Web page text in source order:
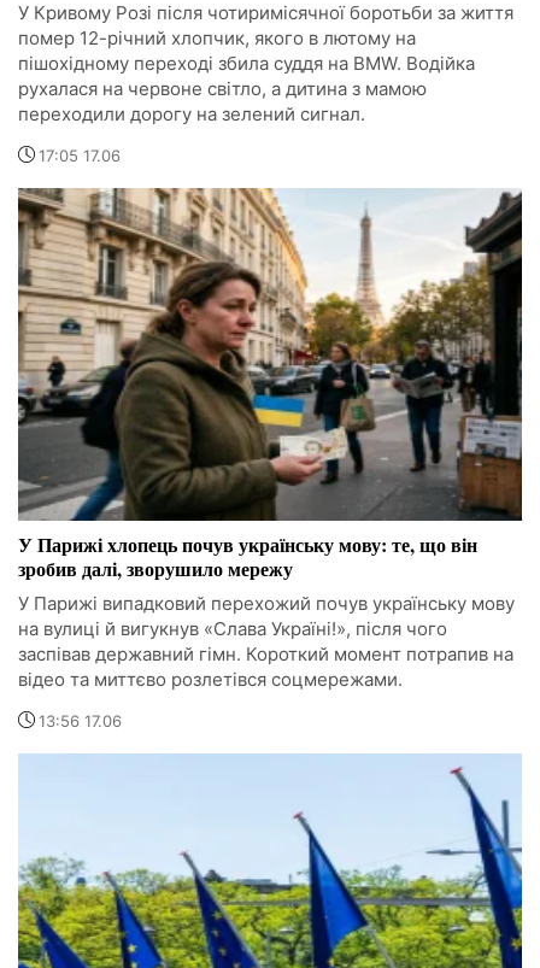
У Кривому Розі після чотиримісячної боротьби за життя
помер 12-річний хлопчик, якого в лютому на
пішохідному переході збила суддя на BMW. Водійка
рухалася на червоне світло, а дитина з мамою
переходили дорогу на зелений сигнал.
17:05 17.06
У Парижі хлопець почув українську мову: те, що він
зробив далі, зворушило мережу
У Парижі випадковий перехожий почув українську мову
на вулиці й вигукнув «Слава Україні!», після чого
заспівав державний гімн. Короткий момент потрапив на
відео та миттєво розлетівся соцмережами.
13:56 17.06